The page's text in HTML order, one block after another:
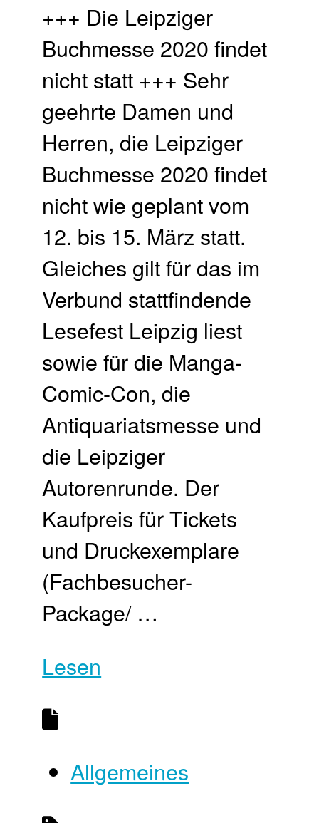
+++ Die Leipziger
Buchmesse 2020 findet
nicht statt +++ Sehr
geehrte Damen und
Herren, die Leipziger
Buchmesse 2020 findet
nicht wie geplant vom
12. bis 15. März statt.
Gleiches gilt für das im
Verbund stattfindende
Lesefest Leipzig liest
sowie für die Manga-
Comic-Con, die
Antiquariatsmesse und
die Leipziger
Autorenrunde. Der
Kaufpreis für Tickets
und Druckexemplare
(Fachbesucher-
Package/ …
Lesen
Allgemeines